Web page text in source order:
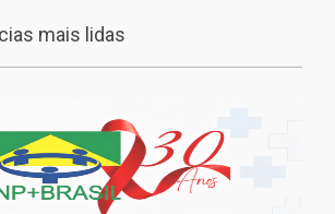
mais lidas